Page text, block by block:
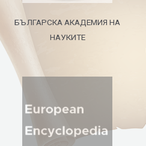
БЪЛГАРСКА АКАДЕМИЯ НА
НАУКИТЕ